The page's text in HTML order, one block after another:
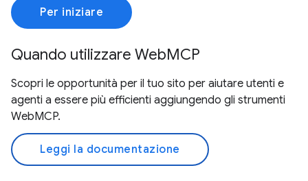
Per iniziare
Quando utilizzare WebMCP
Scopri le opportunità per il tuo sito per aiutare utenti e
agenti a essere più efficienti aggiungendo gli strumenti
WebMCP.
Leggi la documentazione